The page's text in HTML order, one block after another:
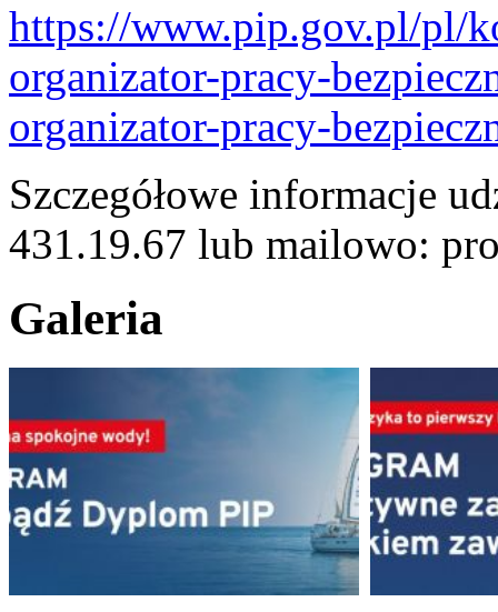
https://www.pip.gov.pl/pl/
organizator-pracy-
organizator-pracy-
Szczegółowe informacje
431.19.67 lub mailowo:
Galeria